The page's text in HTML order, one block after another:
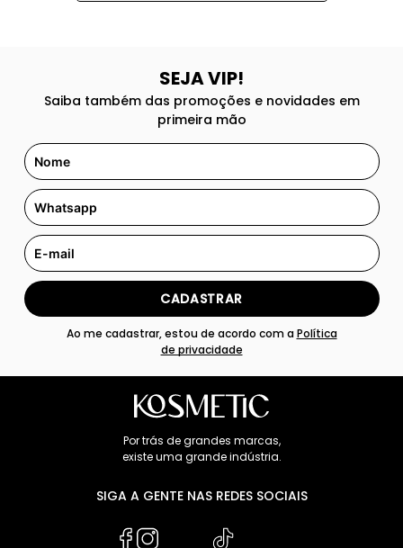
SEJA VIP!
Saiba também das promoções e novidades em
primeira mão
CADASTRAR
Ao me cadastrar, estou de acordo com aPolítica
de privacidade
Por trás de grandes marcas,
existe uma grande indústria.
SIGA A GENTE NAS REDES SOCIAIS